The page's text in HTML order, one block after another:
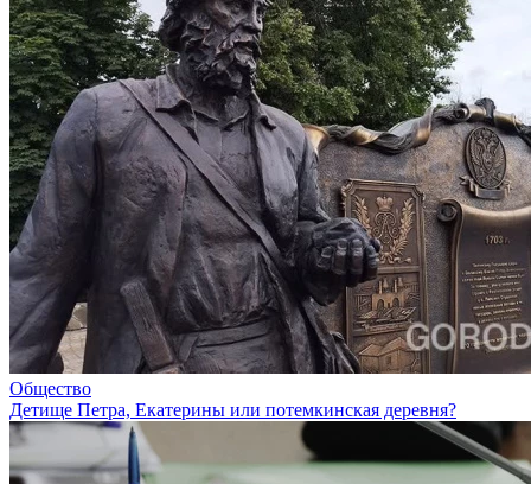
Общество
Детище Петра, Екатерины или потемкинская деревня?